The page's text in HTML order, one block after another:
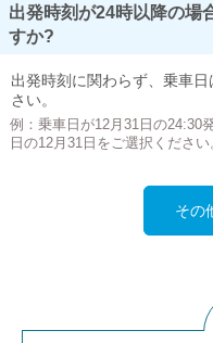
出発時刻が24時以降の場
すか?
出発時刻に関わらず、乗車
さい。
例：乗車日が12月31日の24:30
日の12月31日をご選択ください
その